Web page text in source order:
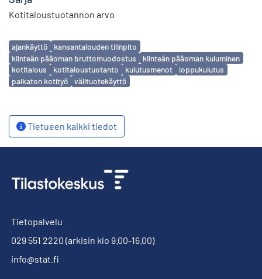
Kotitaloustuotannon arvo
Avainsanat
ajankäyttö
kansantalouden tilinpito
kiinteän pääoman bruttomuodostus
kiinteän pääoman kuluminen
kotitalous
kotitaloustuotanto kulutusmenot
loppukulutus
palkaton kotityö
välituotekäyttö
Tietueen kaikki tiedot
Tietopalvelu
029 551 2220 (arkisin klo 9.00-16.00)
info@stat.fi